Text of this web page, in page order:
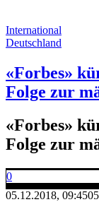
International
Deutschland
«Forbes»
Folge zur
«Forbes»
Folge zur
0
05.12.2018, 09:45